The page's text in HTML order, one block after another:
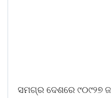
ସମଗ୍ର ଦେଶରେ ୯୦୯୨୭